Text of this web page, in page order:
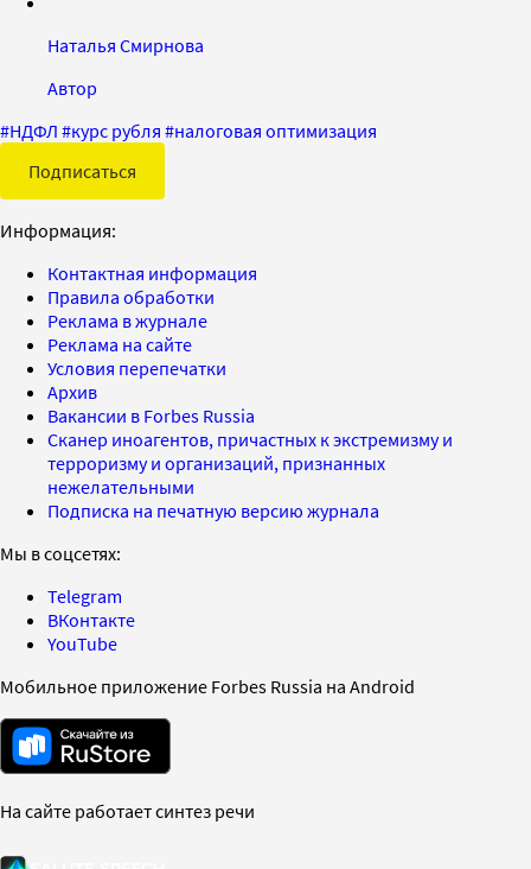
Наталья Смирнова
Автор
#НДФЛ #курс рубля #налоговая оптимизация
Подписаться
Информация:
Контактная информация
Правила обработки
Реклама в журнале
Реклама на сайте
Условия перепечатки
Архив
Вакансии в Forbes Russia
Сканер иноагентов, причастных к экстремизму и
терроризму и организаций, признанных
нежелательными
Подписка на печатную версию журнала
Мы в соцсетях:
Telegram
ВКонтакте
YouTube
Мобильное приложение Forbes Russia на Android
На сайте работает синтез речи